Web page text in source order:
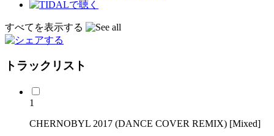
すべてを表示する
トラックリスト
1
CHERNOBYL 2017 (DANCE COVER REMIX) [Mixed]